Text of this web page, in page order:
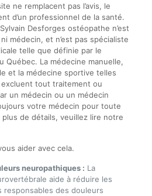
ne remplacent pas l’avis, le
d’un professionnel de la santé.
Desforges ostéopathe n’est
médecin, et n’est pas spécialiste
telle que définie par le
Québec. La médecine manuelle,
et la médecine sportive telles
tout traitement ou
un médecin ou un médecin
votre médecin pour toute
de détails, veuillez lire notre
aider avec cela.
neuropathiques : La
aide à réduire les
responsables des douleurs